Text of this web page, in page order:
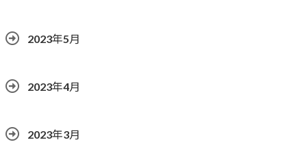
2023年5月
2023年4月
2023年3月